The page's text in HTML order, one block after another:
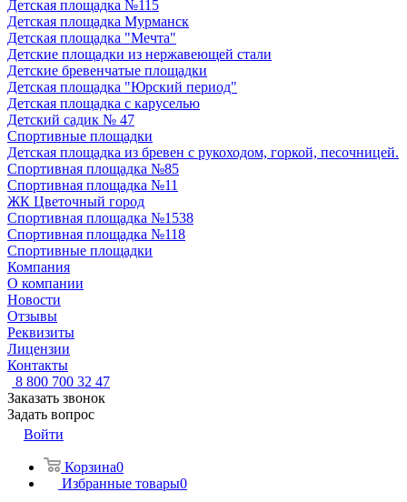
Детская площадка №115
Детская площадка Мурманск
Детская площадка "Мечта"
Детские площадки из нержавеющей стали
Детские бревенчатые площадки
Детская площадка "Юрский период"
Детская площадка с каруселью
Детский садик № 47
Спортивные площадки
Детская площадка из бревен с рукоходом, горкой, песочницей.
Спортивная площадка №85
Спортивная площадка №11
ЖК Цветочный город
Спортивная площадка №1538
Спортивная площадка №118
Спортивные площадки
Компания
О компании
Новости
Отзывы
Реквизиты
Лицензии
Контакты
8 800 700 32 47
Заказать звонок
Задать вопрос
Войти
Корзина0
Избранные товары0